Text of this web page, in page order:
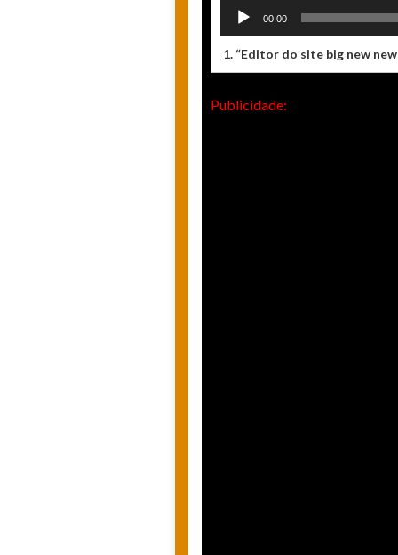
Tocador
áudio
00:00
1. “ Editor do site big new
Publicidade: